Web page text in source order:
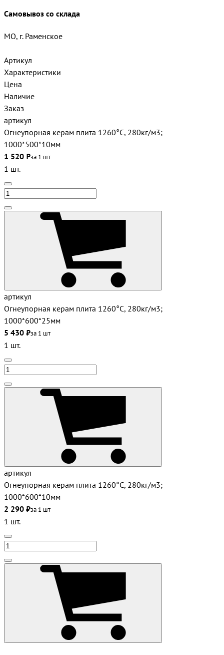
Самовывоз со склада
МО, г. Раменское
Артикул
Характеристики
Цена
Наличие
Заказ
артикул
Огнеупорная керам плита 1260°С, 280кг/м3;
1000*500*10мм
1 520 ₽за 1 шт
1 шт.
артикул
Огнеупорная керам плита 1260°С, 280кг/м3;
1000*600*25мм
5 430 ₽за 1 шт
1 шт.
артикул
Огнеупорная керам плита 1260°С, 280кг/м3;
1000*600*10мм
2 290 ₽за 1 шт
1 шт.